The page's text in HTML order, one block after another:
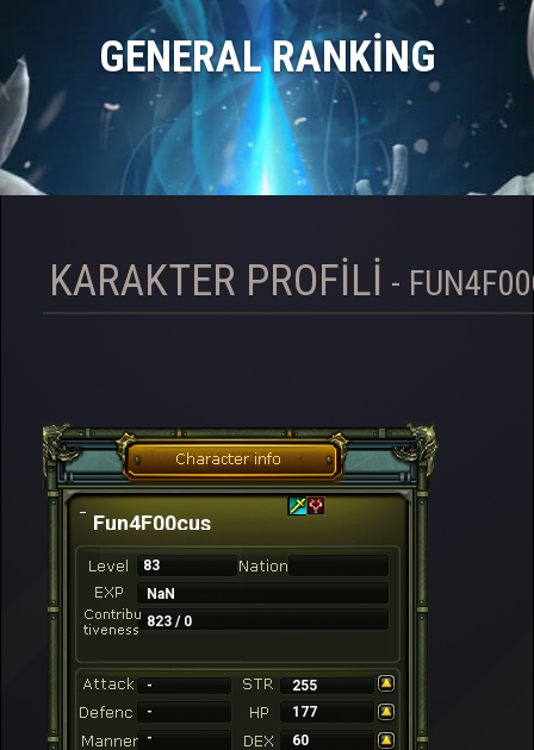
GENERAL RANKING
KARAKTER PROFILI -
Fun4F00cus
83
NaN
823 / 0
-
255
-
177
-
60